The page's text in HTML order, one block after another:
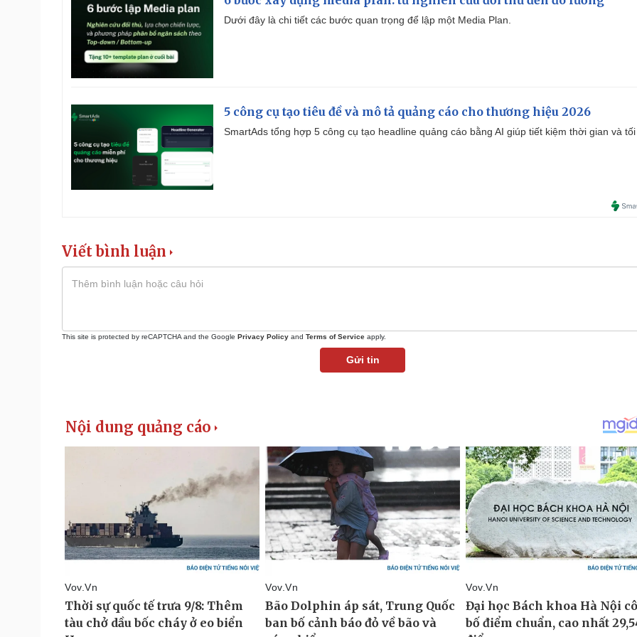
Dưới đây là chi tiết các bước quan trọng để lập một Media Plan.
5 công cụ tạo tiêu đề và mô tả quảng cáo cho thương hiệu 2026
SmartAds tổng hợp 5 công cụ tạo headline quảng cáo bằng AI giúp tiết kiệm thời gian và
Viết bình luận
This site is protected by reCAPTCHA and the Google Privacy Policy and Terms of Service apply.
Gửi tin